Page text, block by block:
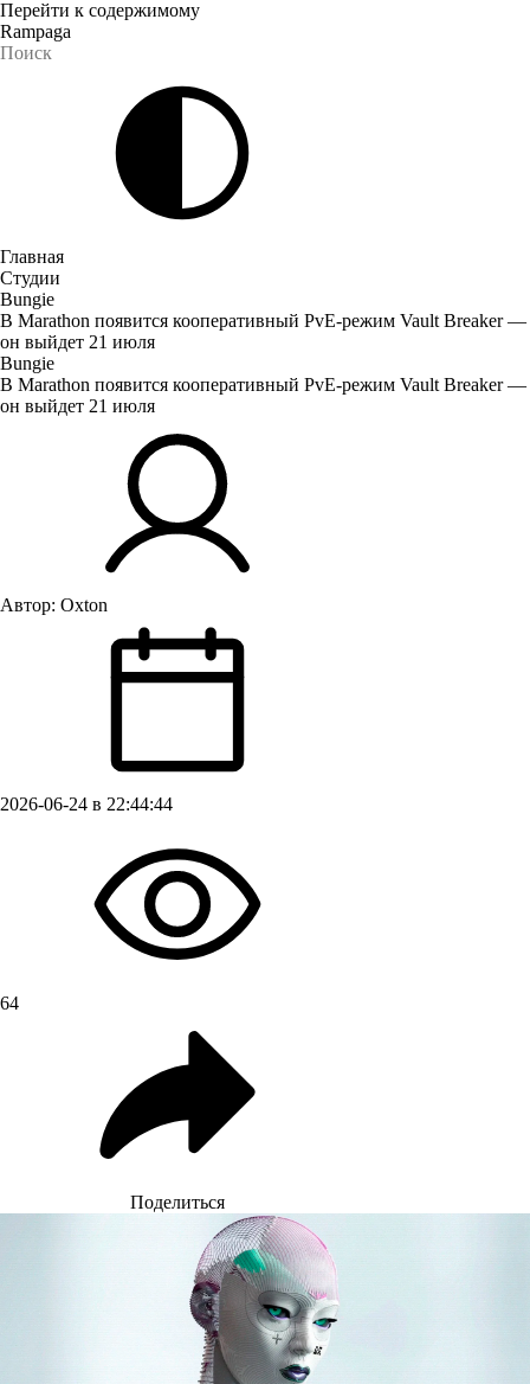
Перейти к содержимому
Rampaga
Главная
Студии
Bungie
В Marathon появится кооперативный PvE-режим Vault Breaker —
он выйдет 21 июля
Bungie
В Marathon появится кооперативный PvE-режим Vault Breaker —
он выйдет 21 июля
Автор: Oxton
2026-06-24 в 22:44:44
64
Поделиться